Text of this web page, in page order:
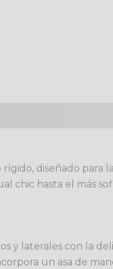
diseñado para
chic hasta el más
y laterales con la
un asa de